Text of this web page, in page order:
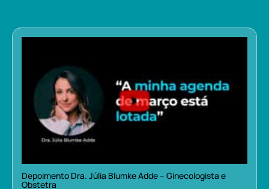
Depoimento Dra. Júlia Blumke Adde – Ginecologista e
Obstetra